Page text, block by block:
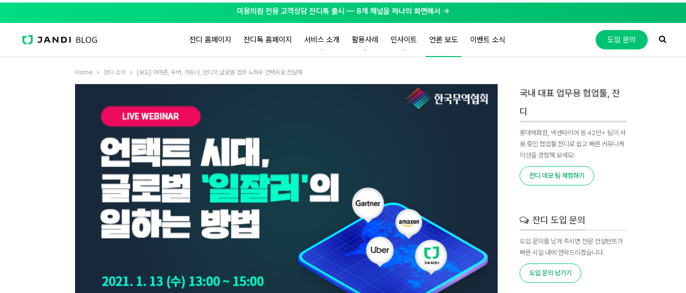
미용의원 전용 고객상담 잔디톡 출시 — 8개 채널을 하나의 화면에서 →
도입 문의
잔디 홈페이지 잔디톡 홈페이지 서비스 소개 활용사례 인사이트 언론 보도 이벤트 소식
Home 잔디 소식 [보도] 아마존, 우버, 가트너, 잔디의 글로벌 업무 노하우 언택트로 전달해
국내 대표 업무용 협업툴, 잔
디
롯데백화점, 넥센타이어 등 42만+ 팀이 사
용 중인 협업툴 잔디로 쉽고 빠른 커뮤니케
이션을 경험해 보세요!
잔디 데모 팀 체험하기
잔디 도입 문의
도입 문의를 남겨 주시면 전문 컨설턴트가
빠른 시일 내에 연락드리겠습니다.
도입 문의 남기기